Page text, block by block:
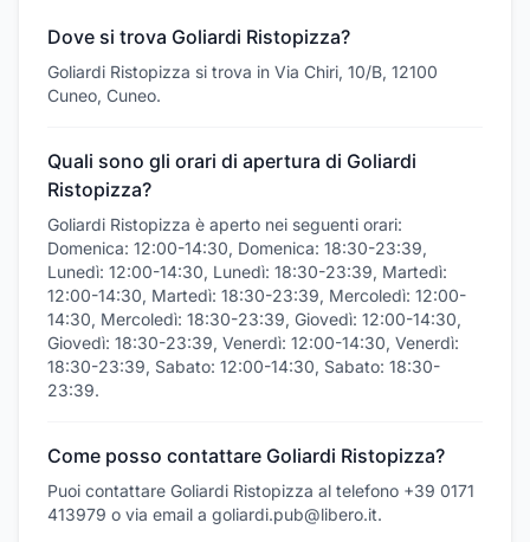
Dove si trova Goliardi Ristopizza?
Goliardi Ristopizza si trova in Via Chiri, 10/B, 12100
Cuneo, Cuneo.
Quali sono gli orari di apertura di Goliardi
Ristopizza?
Goliardi Ristopizza è aperto nei seguenti orari:
Domenica: 12:00-14:30, Domenica: 18:30-23:39,
Lunedì: 12:00-14:30, Lunedì: 18:30-23:39, Martedì:
12:00-14:30, Martedì: 18:30-23:39, Mercoledì: 12:00-
14:30, Mercoledì: 18:30-23:39, Giovedì: 12:00-14:30,
Giovedì: 18:30-23:39, Venerdì: 12:00-14:30, Venerdì:
18:30-23:39, Sabato: 12:00-14:30, Sabato: 18:30-
23:39.
Come posso contattare Goliardi Ristopizza?
Puoi contattare Goliardi Ristopizza al telefono +39 0171
413979 o via email a goliardi.pub@libero.it.